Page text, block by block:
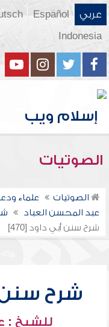
عربي Español
Indonesia
الصوتيات
الصوتيات علماء
عبد المحسن العباد
شرح سنن أبي داود [470]
شرح سنن
للشيخ :